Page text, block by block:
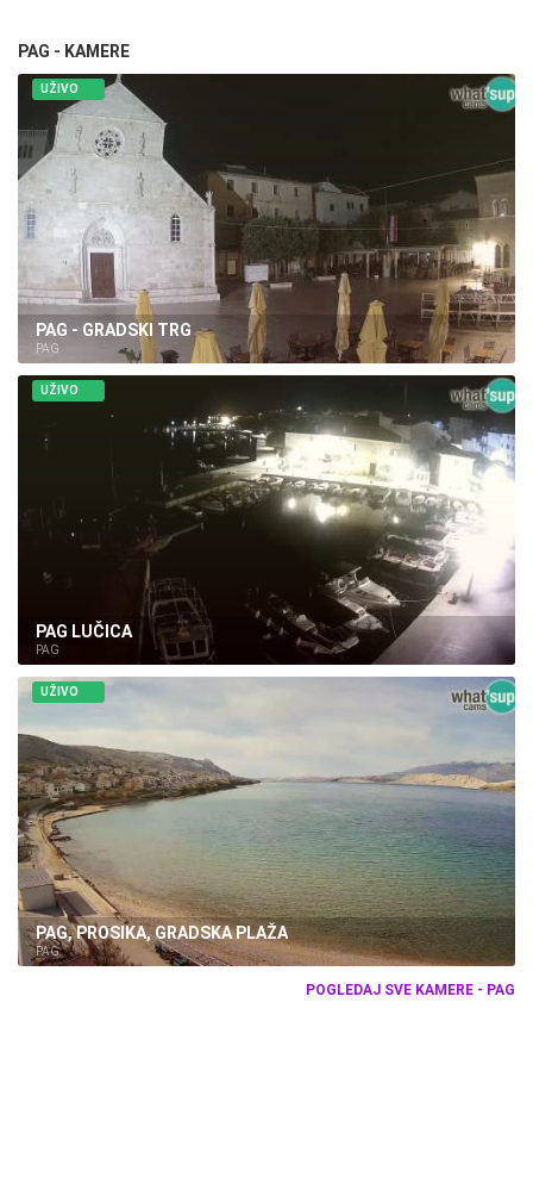
PAG - KAMERE
UŽIVO
PAG - GRADSKI TRG
PAG
UŽIVO
PAG LUČICA
PAG
UŽIVO
PAG, PROSIKA, GRADSKA PLAŽA
PAG
POGLEDAJ SVE KAMERE - PAG